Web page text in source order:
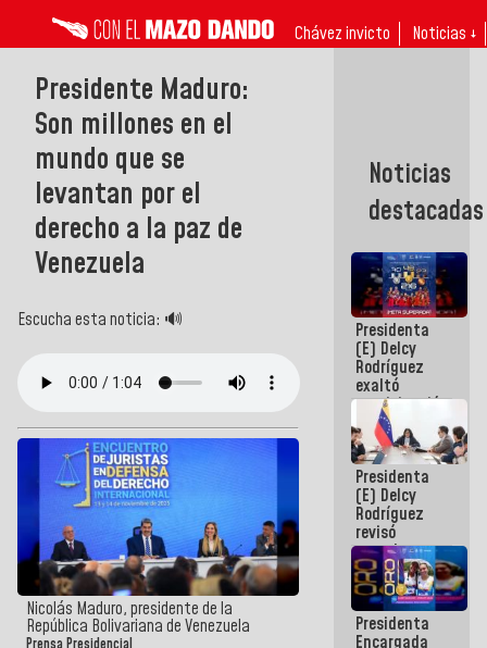
Chávez invicto Noticias ↓
Presidente Maduro:
Son millones en el
mundo que se
levantan por el
derecho a la paz de
Venezuela
Escucha esta noticia: 🔊
Nicolás Maduro, presidente de la
República Bolivariana de Venezuela
Noticias
destacadas
Presidenta
(E) Delcy
Rodríguez
exaltó
participación
de
Venezuela
en Juegos
Centroamericanos
y del Caribe
2026
Presidenta
(E) Delcy
Rodríguez
revisó
agenda
económica y
ejecución de
fondos de
emergencia
Presidenta
Encargada